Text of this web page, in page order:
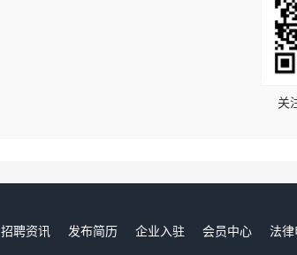
关
招聘资讯 发布简历 企业入驻 会员中心
法律